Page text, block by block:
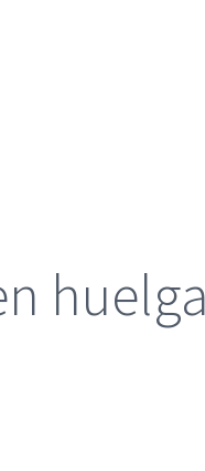
huelga